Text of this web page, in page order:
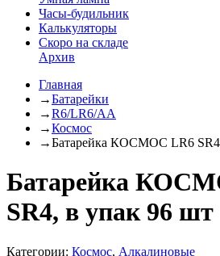
Часы-будильник
Калькуляторы
Скоро на складе
Архив
Главная
→Батарейки
→R6/LR6/AA
→Космос
→Батарейка КОСМОС LR6
Батарейка
SR4, в упак 96 шт
Категории: Космос, Алкалиновые